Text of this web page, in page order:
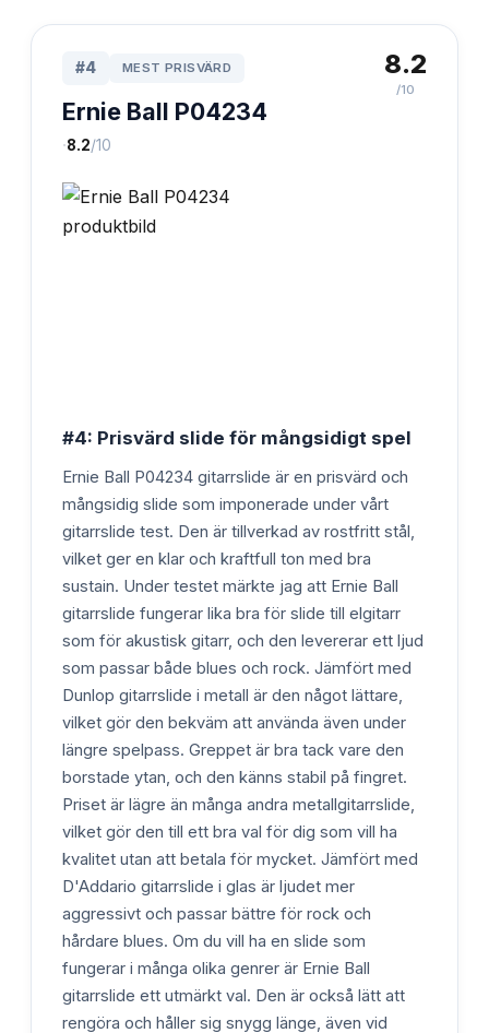
#4 MEST PRISVÄRD
Ernie Ball P04234
·8.2/10
8.2
/10
#4: Prisvärd slide för mångsidigt spel
Ernie Ball P04234 gitarrslide är en prisvärd och
mångsidig slide som imponerade under vårt
gitarrslide test. Den är tillverkad av rostfritt stål,
vilket ger en klar och kraftfull ton med bra
sustain. Under testet märkte jag att Ernie Ball
gitarrslide fungerar lika bra för slide till elgitarr
som för akustisk gitarr, och den levererar ett ljud
som passar både blues och rock. Jämfört med
Dunlop gitarrslide i metall är den något lättare,
vilket gör den bekväm att använda även under
längre spelpass. Greppet är bra tack vare den
borstade ytan, och den känns stabil på fingret.
Priset är lägre än många andra metallgitarrslide,
vilket gör den till ett bra val för dig som vill ha
kvalitet utan att betala för mycket. Jämfört med
D'Addario gitarrslide i glas är ljudet mer
aggressivt och passar bättre för rock och
hårdare blues. Om du vill ha en slide som
fungerar i många olika genrer är Ernie Ball
gitarrslide ett utmärkt val. Den är också lätt att
rengöra och håller sig snygg länge, även vid